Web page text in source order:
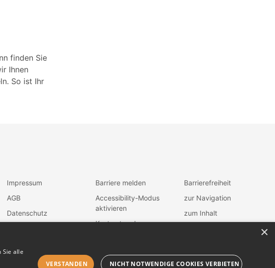
finden Sie
Ihnen
So ist Ihr
Impressum
AGB
Datenschutz
Barriere melden
Accessibility-Modus
aktivieren
Kontrastmodus
Barrierefreiheit
zur Navigation
zum Inhalt
×
Sie alle
VERSTANDEN NICHT NOTWENDIGE COOKIES VERBIETEN